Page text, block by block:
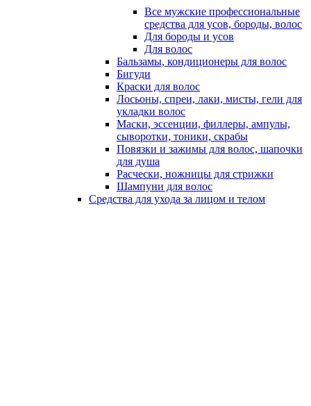
Все мужские профессиональные
средства для усов, бороды, волос
Для бороды и усов
Для волос
Бальзамы, кондиционеры для волос
Бигуди
Краски для волос
Лосьоны, спреи, лаки, мисты, гели для
укладки волос
Маски, эссенции, филлеры, ампулы,
сыворотки, тоники, скрабы
Повязки и зажимы для волос, шапочки
для душа
Расчески, ножницы для стрижки
Шампуни для волос
Средства для ухода за лицом и телом